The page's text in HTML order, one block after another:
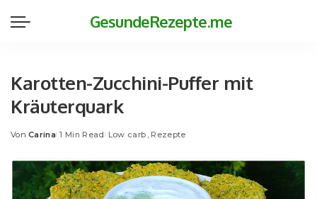
GesundeRezepte.me
Karotten-Zucchini-Puffer mit
Kräuterquark
Posted
Von Carina 1 Min Read Low carb Rezepte